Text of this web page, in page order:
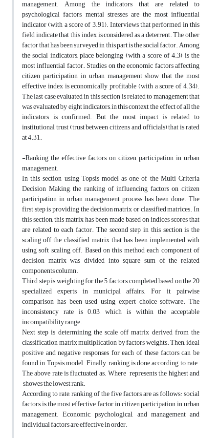
management. Among the indicators that are related to
psychological factors, mental stresses are the most influential
indicator (with a score of 3.91). Interviews that performed in this
field indicate that this index is considered as a deterrent. The other
factor that has been surveyed in this part is the social factor. Among
the social indicators, place belonging (with a score of 4.3) is the
most influential factor. Studies on the economic factors affecting
citizen participation in urban management show that the most
effective index is economically profitable (with a score of 4.34).
The last case evaluated in this section is related to management that
was evaluated by eight indicators, in this context, the effect of all the
indicators is confirmed. But the most impact is related to
institutional trust (trust between citizens and officials) that is rated
at 4.31.
-Ranking the effective factors on citizen participation in urban
management.
In this section using Topsis model as one of the Multi Criteria
Decision Making, the ranking of influencing factors on citizen
participation in urban management process has been done. The
first step is providing the decision matrix or classified matrices. In
this section, this matrix has been made based on indices scores that
are related to each factor. The second step in this section is the
scaling off the classified matrix that has been implemented with
using soft scaling off. Based on this method each component of
decision matrix was divided into square sum of the related
components column.
Third step is weighting for the 5 factors completed based on the 20
specialized experts in municipal affairs. For it, pairwise
comparison has been used using expert choice software. The
inconsistency rate is 0.03, which is within the acceptable
incompatibility range.
Next step is determining the scale off matrix derived from the
classification matrix multiplication by factors weights. Then, ideal
positive and negative responses for each of these factors can be
found in Topsis model. Finally, ranking is done according to rate.
The above rate is fluctuated as. Where represents the highest and
showes the lowest rank.
According to rate, ranking of the five factors are as follows: social
factors is the most effective factor in citizen participation in urban
management. Economic, psychological, and management and
individual factors are effective in order.